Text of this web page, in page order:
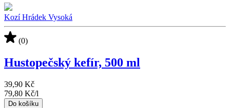
Kozí Hrádek Vysoká
(0)
Hustopečský kefír, 500 ml
39,90 Kč
79,80 Kč/l
Do košíku